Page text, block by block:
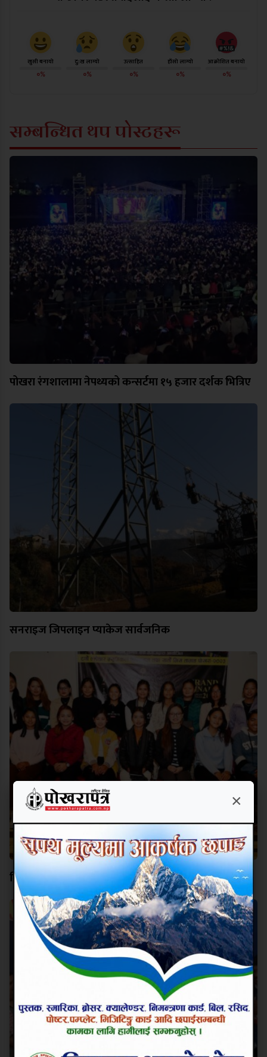
खुसी बनायो
०%
दु:ख लाग्यो
०%
उत्साहित
०%
हाँसो लाग्यो
०%
आक्रोशित बनायो
०%
सम्बन्धित थप पोस्टहरू
पोखरा रंगशालामा नेपथ्यको कन्सर्टमा १५ हजार दर्शक भित्रिए
सनराइज जिपलाइन प्याकेज सार्वजनिक
मिस तामाङको तालिम शुरु
×